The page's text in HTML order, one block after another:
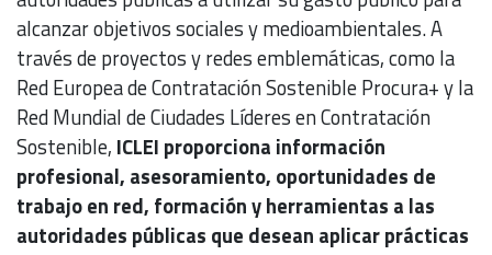
alcanzar objetivos sociales y medioambientales. A
través de proyectos y redes emblemáticas, como la
Red Europea de Contratación Sostenible Procura+ y la
Red Mundial de Ciudades Líderes en Contratación
Sostenible, ICLEI proporciona información
profesional, asesoramiento, oportunidades de
trabajo en red, formación y herramientas a las
autoridades públicas que desean aplicar prácticas